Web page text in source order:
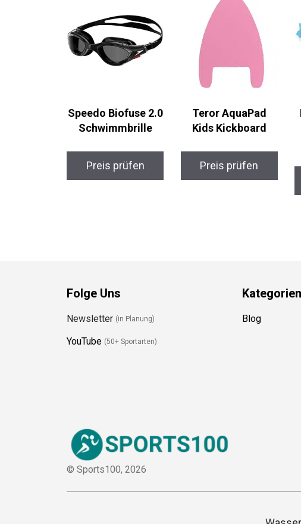
Speedo Biofuse 2.0
Preis prüfen
Teror AquaPad
Preis prüfen